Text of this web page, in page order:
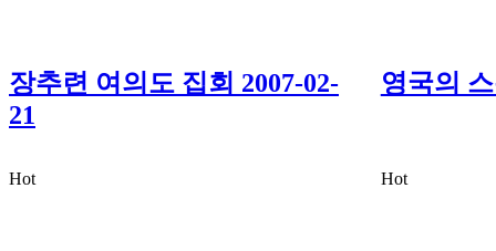
장추련 여의도 집회 2007-02-
21
영국의
Hot Hot